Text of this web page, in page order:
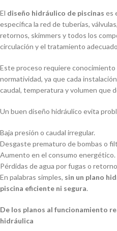
El diseño hidráulico de piscinas es
especifica la red de tuberías,
retornos, skimmers y todos los
circulación y el tratamiento
Este proceso requiere conocimiento
normatividad, ya que cada
caudal, temperatura y volumen que
Un buen diseño hidráulico evita
Baja presión o caudal irregular.
Desgaste prematuro de bombas o
Aumento en el consumo energético.
Pérdidas de agua por fugas o
En palabras simples, sin un plano
piscina eficiente ni segura.
De los planos al funcionamiento
hidráulica